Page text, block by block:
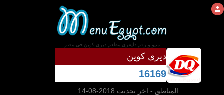
منيو و رقم دليفرى مطعم ديرى كوين فى مصر
ديرى كوين
16169
المناطق - اخر تحديث 2018-08-14